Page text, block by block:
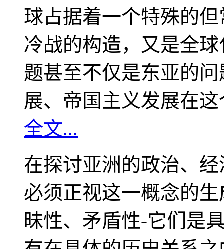
球占据着一个特殊的
冷战的构造，又是全
题甚至不仅是东亚的
展、帝国主义发展在
全文...
在探讨亚洲的政治、
必须正视这一概念的
昧性、矛盾性-它们是